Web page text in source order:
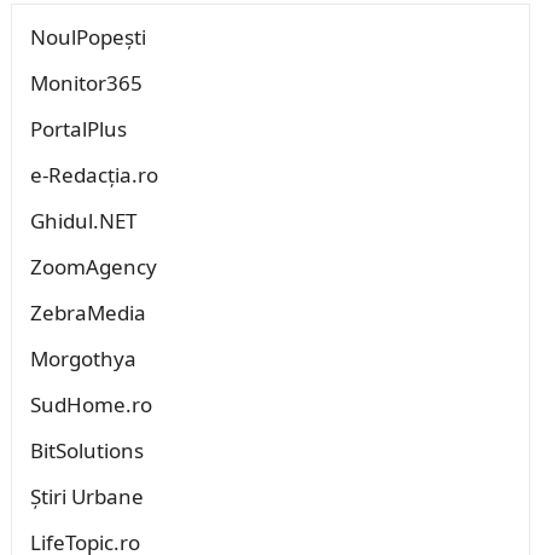
NoulPopești
Monitor365
PortalPlus
e-Redacția.ro
Ghidul.NET
ZoomAgency
ZebraMedia
Morgothya
SudHome.ro
BitSolutions
Știri Urbane
LifeTopic.ro